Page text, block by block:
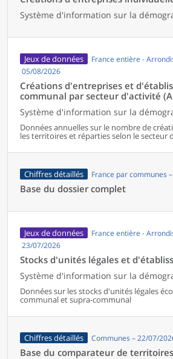
Système d'information sur la
Jeux de données
France entière -
05/08/2026
Créations d'entreprises et
communal par secteur d'activité
Système d'information sur la
Données annuelles sur le nombre de
les territoires et réparties selon le secteur
Chiffres détaillés France par communes
Base du dossier complet
Jeux de données
France entière -
23/07/2026
Stocks d'unités légales et
Système d'information sur la
Données sur les stocks d'unités légales
communal et supra-communal
Chiffres détaillés Communes – 22/07/
Base du comparateur de territoires